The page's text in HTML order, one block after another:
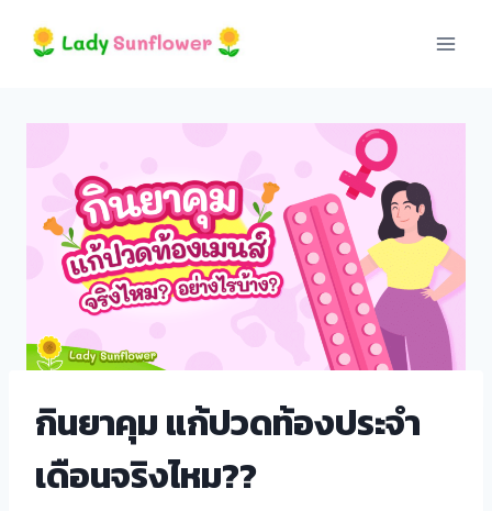
กินยาคุม แก้ปวดท้องประจำ
เดือนจริงไหม??